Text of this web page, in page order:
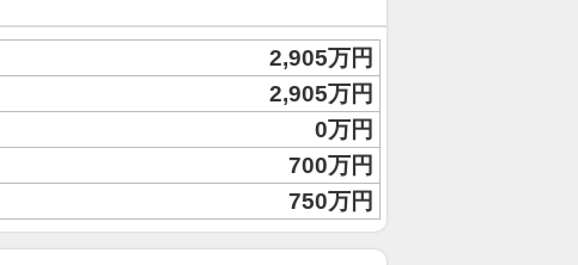
2,905万円
2,905万円
0万円
700万円
750万円